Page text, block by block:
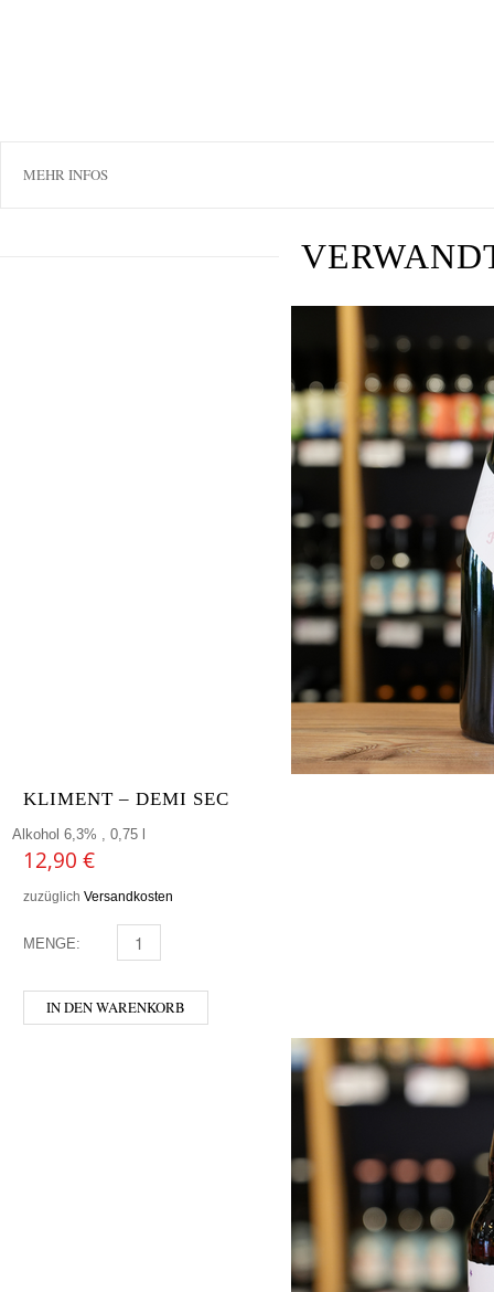
MEHR INFOS
KLIMENT – DEMI SEC
Alkohol 6,3% , 0,75 l
12,90 €
zuzüglich Versandkosten
MENGE: KLIMENT - DEMI SEC MENGE
IN DEN WARENKORB